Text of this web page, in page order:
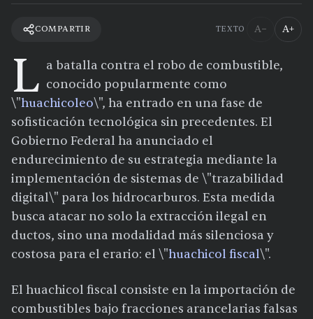
COMPARTIR TEXTO A− A+
L a batalla contra el robo de combustible,
conocido popularmente como
\"huachicoleo\", ha entrado en una fase de
sofisticación tecnológica sin precedentes. El
Gobierno Federal ha anunciado el
endurecimiento de su estrategia mediante la
implementación de sistemas de \"trazabilidad
digital\" para los hidrocarburos. Esta medida
busca atacar no solo la extracción ilegal en
ductos, sino una modalidad más silenciosa y
costosa para el erario: el \"huachicol fiscal\".
El huachicol fiscal consiste en la importación de
combustibles bajo fracciones arancelarias falsas